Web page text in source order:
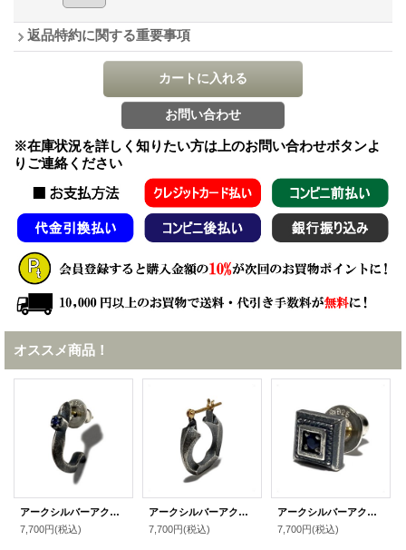
返品特約に関する重要事項
※在庫状況を詳しく知りたい方は上のお問い合わせボタンよ
りご連絡ください
オススメ商品！
アークシルバーアクセサリーズ/horn pierce メンズ ブランド シルバーピアス
7,700円(税込)
アークシルバーアクセサリーズ/sword hoop pierce メンズ ブランド シルバーピアス
7,700円(税込)
アークシルバーアクセサリーズ/スクエアバースピアス（サファイア） メンズ ブランド シルバーピアス
7,700円(税込)